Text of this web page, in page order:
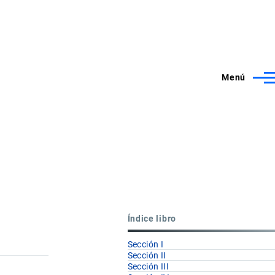
Menú
Índice libro
Sección I
Sección II
Sección III